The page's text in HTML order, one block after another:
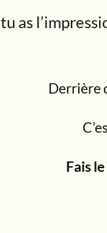
tu as
Derrière
Fais